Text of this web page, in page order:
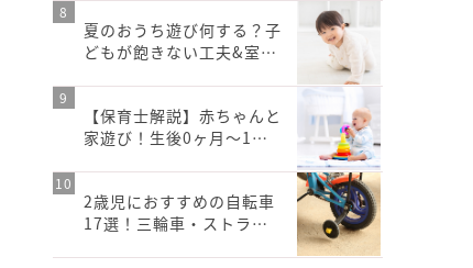
夏のおうち遊び何する？子
どもが飽きない工夫&室…
【保育士解説】赤ちゃんと
家遊び！生後0ヶ月～1…
2歳児におすすめの自転車
17選！三輪車・ストラ…